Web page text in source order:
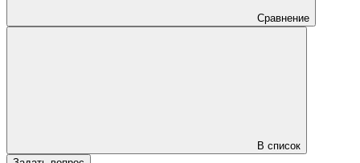
Сравнение
В список